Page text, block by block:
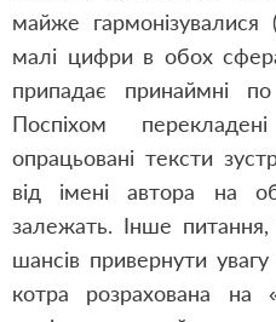
майже гармонізувалися
малі цифри в обох
припадає принаймні
Поспіхом
опрацьовані тексти
від імені автора на
залежать. Інше
шансів привернути
котра розрахована на